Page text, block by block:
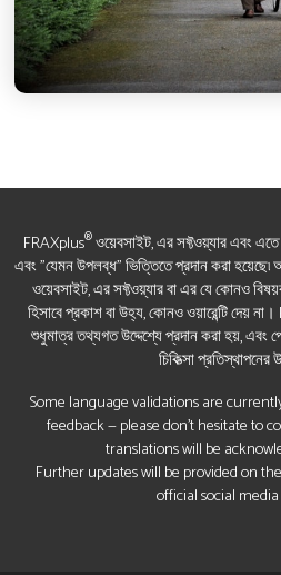
FRAXplus®ওয়েবসাইট, এর সফ্টওয়্যার এবং
এবং "যেমন উপলব্ধ" ভিত্তিতে প্রদান করা হয়েছে৷
ওয়েবসাইট, এর সফ্টওয়্যার বা এর যে কোনও
হিসাবে প্রকাশ বা উহ্য, কোনও ওয়ারেন্টি দেয়
শুধুমাত্র তথ্যগত উদ্দেশ্যে প্রদান করা হয়, এবং
চিকিত্সা প্রতিস্থাপনের
Some language validations are
feedback — please don’t hesitate to
translations will be
Further updates will be provided on
official social